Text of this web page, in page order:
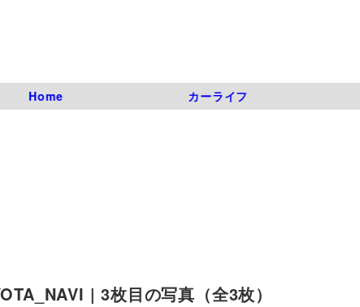
Home カーライフ
| 3枚目の写真（全3枚）